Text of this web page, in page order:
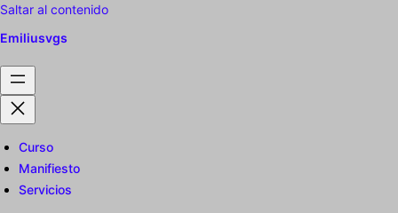
Saltar al contenido
Emiliusvgs
Curso
Manifiesto
Servicios